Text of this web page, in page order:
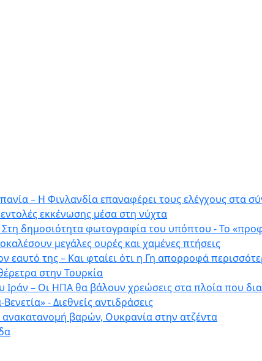
– Η Φινλανδία επαναφέρει τους ελέγχους στα
εκκένωσης μέσα στη νύχτα
δημοσιότητα φωτογραφία του υπόπτου - Το
μεγάλες ουρές και χαμένες πτήσεις
εαυτό της – Και φταίει ότι η Γη απορροφά
στην Τουρκία
Ιράν – Οι ΗΠΑ θα βάλουν χρεώσεις στα πλοία που
- Διεθνείς αντιδράσεις
βαρών, Ουκρανία στην ατζέντα